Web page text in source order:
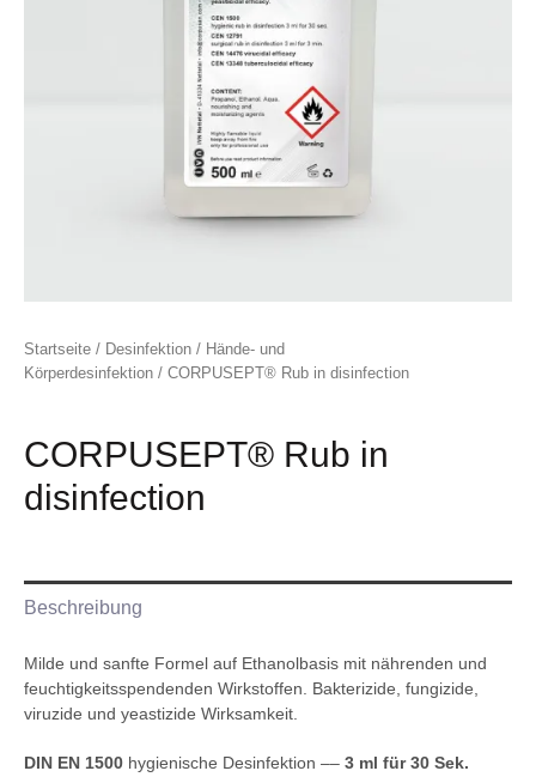
Startseite / Desinfektion / Hände- und
Körperdesinfektion / CORPUSEPT® Rub in disinfection
CORPUSEPT® Rub in
disinfection
Beschreibung
Milde und sanfte Formel auf Ethanolbasis mit nährenden und
feuchtigkeitsspendenden Wirkstoffen. Bakterizide, fungizide,
viruzide und yeastizide Wirksamkeit.
DIN EN 1500 hygienische Desinfektion –– 3 ml für 30 Sek.